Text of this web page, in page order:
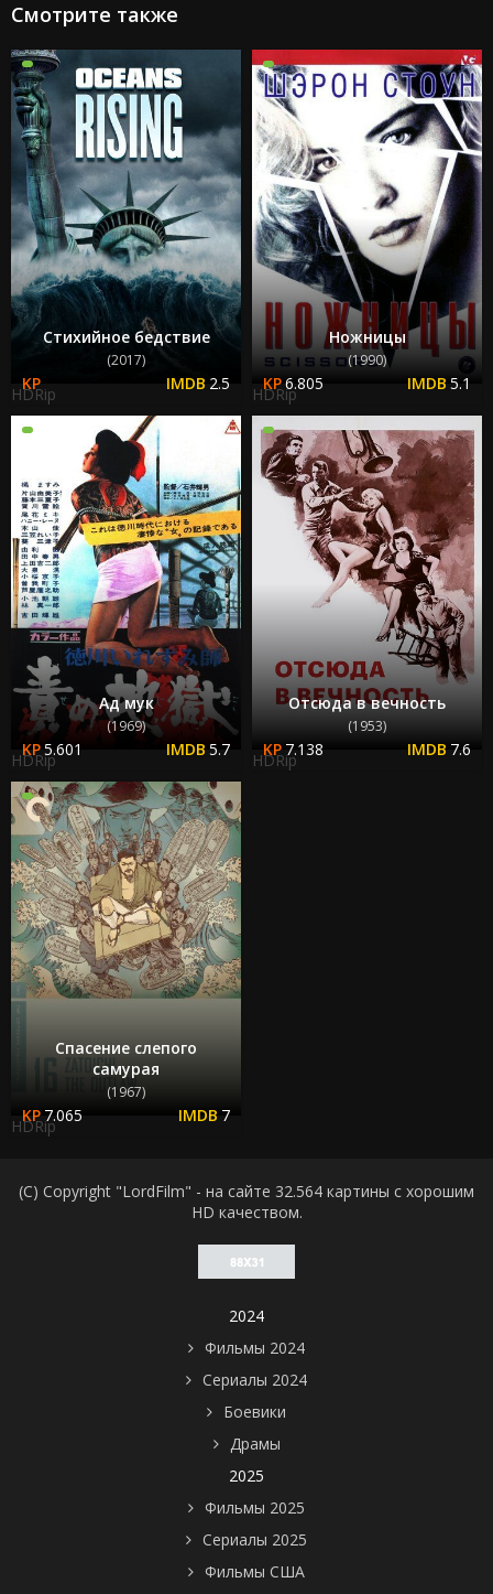
Смотрите также
Стихийное бедствие
(2017)
2.5
HDRip
Ножницы
(1990)
6.805 5.1
HDRip
Ад мук
(1969)
5.601 5.7
HDRip
Отсюда в вечность
(1953)
7.138 7.6
HDRip
Спасение слепого
самурая
(1967)
7.065 7
HDRip
(C) Copyright "LordFilm" - на сайте 32.564 картины с хорошим
HD качеством.
2024
Фильмы 2024
Сериалы 2024
Боевики
Драмы
2025
Фильмы 2025
Сериалы 2025
Фильмы США